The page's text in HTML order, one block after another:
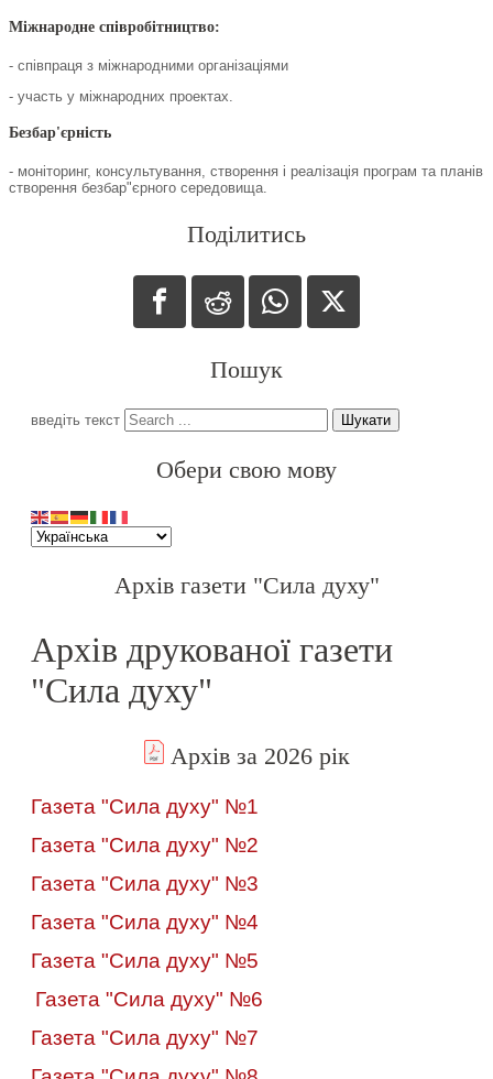
Міжнародне співробітництво:
- співпраця з міжнародними організаціями
- участь у міжнародних проектах.
Безбар'єрність
- моніторинг, консультування, створення і реалізація програм та планів
створення безбар"єрного середовища.
Поділитись
Пошук
введіть текст Шукати
Обери свою мову
Архів газети "Сила духу"
Архів друкованої газети
"Сила духу"
Архів за 2026 рік
Газета "Сила духу" №1
Газета "Сила духу" №2
Газета "Сила духу" №3
Газета "Сила духу" №4
Газета "Сила духу" №5
Газета "Сила духу" №6
Газета "Сила духу" №7